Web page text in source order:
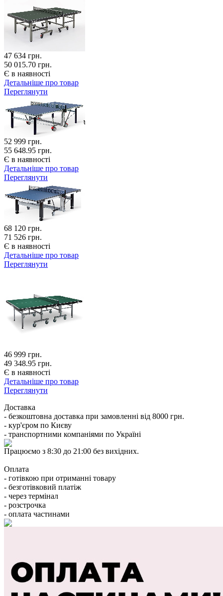
47 634 грн.
50 015.70 грн.
Є в наявності
Детальніше про товар
Переглянути
52 999 грн.
55 648.95 грн.
Є в наявності
Детальніше про товар
Переглянути
68 120 грн.
71 526 грн.
Є в наявності
Детальніше про товар
Переглянути
46 999 грн.
49 348.95 грн.
Є в наявності
Детальніше про товар
Переглянути
Доставка
- безкоштовна доставка при замовленні від 8000 грн.
- кур'єром по Києву
- транспортними компаніями по Україні
Працюємо з 8:30 до 21:00 без вихідних.
Оплата
- готівкою при отриманні товару
- безготівковий платіж
- через термінал
- розстрочка
- оплата частинами